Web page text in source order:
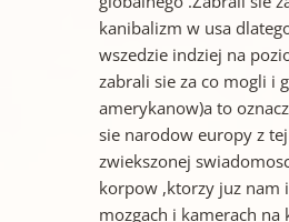
kanibalizm w usa
wszedzie indziej na
zabrali sie za co mogli i
amerykanow)a to
sie narodow europy z
zwiekszonej
korpow ,ktorzy juz nam
mozgach i kamerach